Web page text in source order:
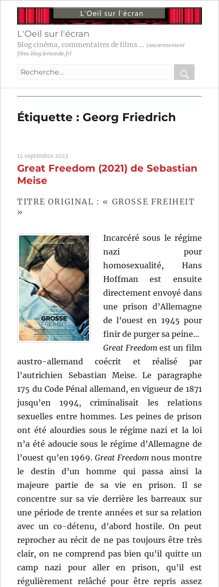
L'Oeil sur l'écran
Blog cinéma, commentaires de films ... (anciennement
films.blog.lemonde.fr)
Recherche
:
OK
Étiquette : Georg Friedrich
14 septembre 2023
Great Freedom (2021) de Sebastian
Meise
TITRE ORIGINAL : « GROSSE FREIHEIT »
Incarcéré sous le régime
nazi pour
homosexualité, Hans
Hoffman est ensuite
directement envoyé dans
une prison d’Allemagne
de l’ouest en 1945 pour
finir de purger sa peine…
Great Freedom est un film
austro-allemand coécrit et réalisé par
l’autrichien Sebastian Meise. Le paragraphe
175 du Code Pénal allemand, en vigueur de 1871
jusqu’en 1994, criminalisait les relations
sexuelles entre hommes. Les peines de prison
ont été alourdies sous le régime nazi et la loi
n’a été adoucie sous le régime d’Allemagne de
l’ouest qu’en 1969. Great Freedom nous montre
le destin d’un homme qui passa ainsi la
majeure partie de sa vie en prison. Il se
concentre sur sa vie derrière les barreaux sur
une période de trente années et sur sa relation
avec un co-détenu, d’abord hostile. On peut
reprocher au récit de ne pas toujours être très
clair, on ne comprend pas bien qu’il quitte un
camp nazi pour aller en prison, qu’il est
régulièrement relâché pour être repris assez